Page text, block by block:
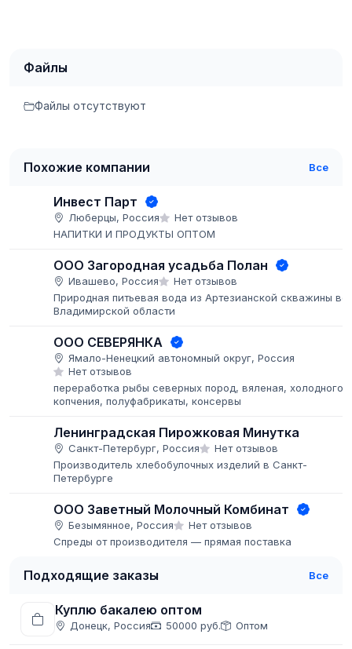
Файлы
Файлы отсутствуют
Похожие компании Все
Инвест Парт
Люберцы, Россия
Нет отзывов
НАПИТКИ И ПРОДУКТЫ ОПТОМ
ООО Загородная усадьба Полан
Ивашево, Россия
Нет отзывов
Природная питьевая вода из Артезианской скважины во
Владимирской области
ООО СЕВЕРЯНКА
Ямало-Ненецкий автономный округ, Россия
Нет отзывов
переработка рыбы северных пород, вяленая, холодного
копчения, полуфабрикаты, консервы
Ленинградская Пирожковая Минутка
Санкт-Петербург, Россия
Нет отзывов
Производитель хлебобулочных изделий в Санкт-
Петербурге
ООО Заветный Молочный Комбинат
Безымянное, Россия
Нет отзывов
Спреды от производителя — прямая поставка
Подходящие заказы Все
Куплю бакалею оптом
Донецк, Россия 50000 руб. Оптом